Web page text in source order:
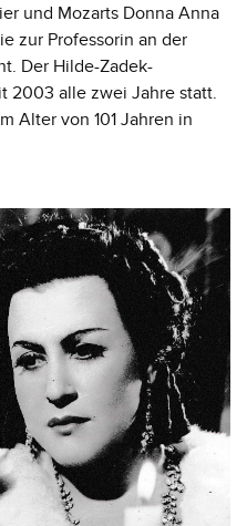
und Mozarts Donna Anna
zur Professorin an der
Der Hilde-Zadek-
2003 alle zwei Jahre statt.
Alter von 101 Jahren in